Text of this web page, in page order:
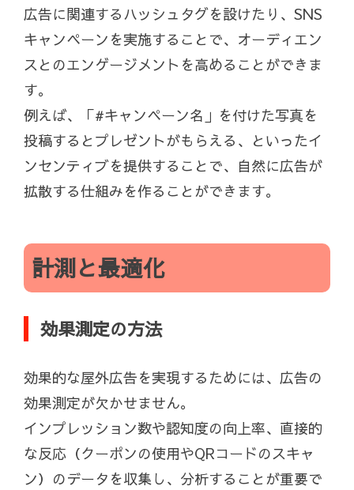
広告に関連するハッシュタグを設けたり、SNS
キャンペーンを実施することで、オーディエン
スとのエンゲージメントを高めることができま
す。
例えば、「#キャンペーン名」を付けた写真を
投稿するとプレゼントがもらえる、といったイ
ンセンティブを提供することで、自然に広告が
拡散する仕組みを作ることができます。
計測と最適化
効果測定の方法
効果的な屋外広告を実現するためには、広告の
効果測定が欠かせません。
インプレッション数や認知度の向上率、直接的
な反応（クーポンの使用やQRコードのスキャ
ン）のデータを収集し、分析することが重要で